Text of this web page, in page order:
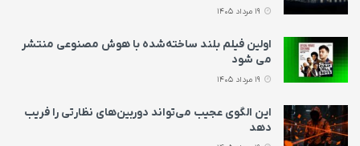
اولین فیلم بلند ساخته‌شده با هوش مصنوعی منتشر
می‌ شود
این الگوی عجیب می‌تواند دوربین‌های نظارتی را فریب
دهد